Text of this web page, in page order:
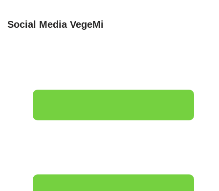
Social Media VegeMi